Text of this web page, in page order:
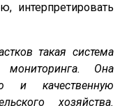
интерпретировать
такая система
мониторинга. Она
и качественную
хозяйства.